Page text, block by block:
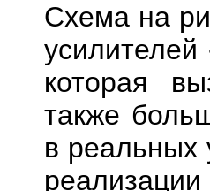
Схема на
усилителей
которая
также
в реальных